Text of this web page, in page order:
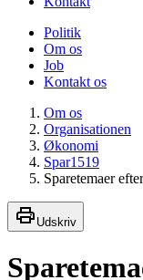
Politik
Om os
Job
Kontakt os
Om os
Organisationen
Økonomi
Spar1519
Sparetemaer
Udskriv